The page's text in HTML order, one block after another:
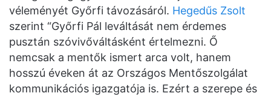
véleményét Győrfi távozásáról. Hegedűs Zsolt
szerint “Győrfi Pál leváltását nem érdemes
pusztán szóvivőváltásként értelmezni. Ő
nemcsak a mentők ismert arca volt, hanem
hosszú éveken át az Országos Mentőszolgálat
kommunikációs igazgatója is. Ezért a szerepe és